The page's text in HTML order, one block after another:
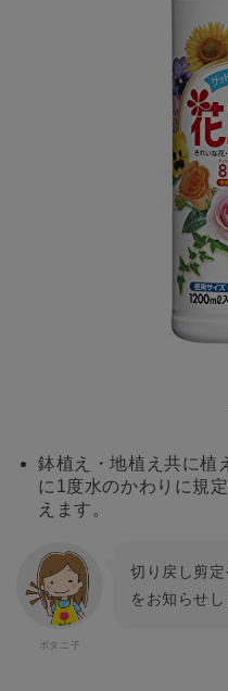
鉢植え・地植え共に植
に1度水のかわりに規
えます。
切り戻し剪
をお知らせし